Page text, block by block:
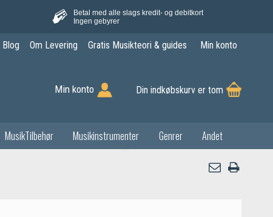
Betal med alle slags kredit- og debitkort
Ingen gebyrer
Blog Om Levering Gratis Musikteori & guides Min konto
Min konto Din indkøbskurv er tom
MusikTilbehør Musikinstrumenter Genrer Andet